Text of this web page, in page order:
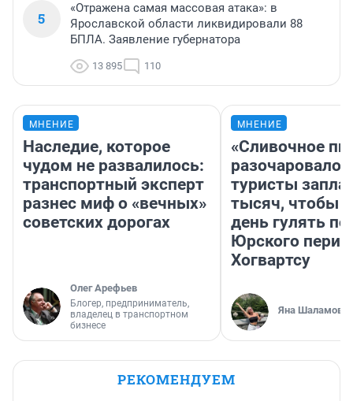
5
«Отражена самая массовая атака»: в
Ярославской области ликвидировали 88
БПЛА. Заявление губернатора
13 895 110
МНЕНИЕ
Наследие, которое
чудом не развалилось:
транспортный эксперт
разнес миф о «вечных»
советских дорогах
Олег Арефьев
Блогер, предприниматель,
владелец в транспортном
бизнесе
МНЕНИЕ
«Сливочное
разочаровало»:
туристы
тысяч, чтобы
день гулять по
Юрского
Хогвартсу
Яна Шаламова
РЕКОМЕНДУЕМ